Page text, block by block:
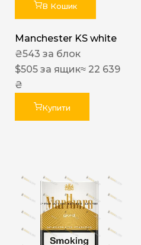
В Кошик
Manchester KS white
₴543 за блок
$505 за ящик≈ 22 639
₴
Купити